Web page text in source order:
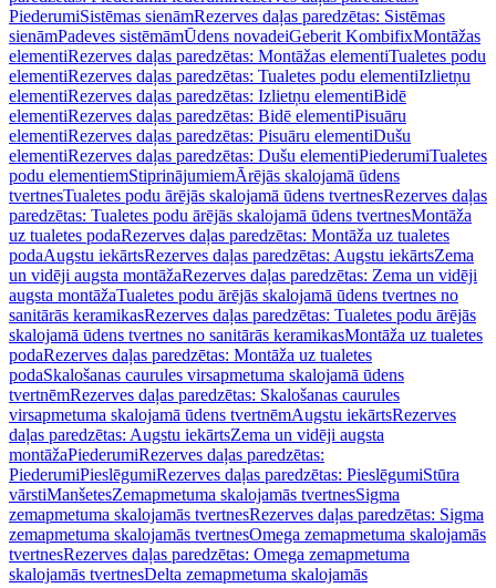
PiederumiSistēmas sienāmRezerves daļas paredzētas: Sistēmas
sienāmPadeves sistēmāmŪdens novadeiGeberit KombifixMontāžas
elementiRezerves daļas paredzētas: Montāžas elementiTualetes podu
elementiRezerves daļas paredzētas: Tualetes podu elementiIzlietņu
elementiRezerves daļas paredzētas: Izlietņu elementiBidē
elementiRezerves daļas paredzētas: Bidē elementiPisuāru
elementiRezerves daļas paredzētas: Pisuāru elementiDušu
elementiRezerves daļas paredzētas: Dušu elementiPiederumiTualetes
podu elementiemStiprinājumiemĀrējās skalojamā ūdens
tvertnesTualetes podu ārējās skalojamā ūdens tvertnesRezerves daļas
paredzētas: Tualetes podu ārējās skalojamā ūdens tvertnesMontāža
uz tualetes podaRezerves daļas paredzētas: Montāža uz tualetes
podaAugstu iekārtsRezerves daļas paredzētas: Augstu iekārtsZema
un vidēji augsta montāžaRezerves daļas paredzētas: Zema un vidēji
augsta montāžaTualetes podu ārējās skalojamā ūdens tvertnes no
sanitārās keramikasRezerves daļas paredzētas: Tualetes podu ārējās
skalojamā ūdens tvertnes no sanitārās keramikasMontāža uz tualetes
podaRezerves daļas paredzētas: Montāža uz tualetes
podaSkalošanas caurules virsapmetuma skalojamā ūdens
tvertnēmRezerves daļas paredzētas: Skalošanas caurules
virsapmetuma skalojamā ūdens tvertnēmAugstu iekārtsRezerves
daļas paredzētas: Augstu iekārtsZema un vidēji augsta
montāžaPiederumiRezerves daļas paredzētas:
PiederumiPieslēgumiRezerves daļas paredzētas: PieslēgumiStūra
vārstiManšetesZemapmetuma skalojamās tvertnesSigma
zemapmetuma skalojamās tvertnesRezerves daļas paredzētas: Sigma
zemapmetuma skalojamās tvertnesOmega zemapmetuma skalojamās
tvertnesRezerves daļas paredzētas: Omega zemapmetuma
skalojamās tvertnesDelta zemapmetuma skalojamās